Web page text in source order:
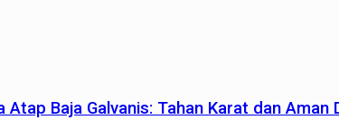
Baja Galvanis: Tahan Karat dan Aman